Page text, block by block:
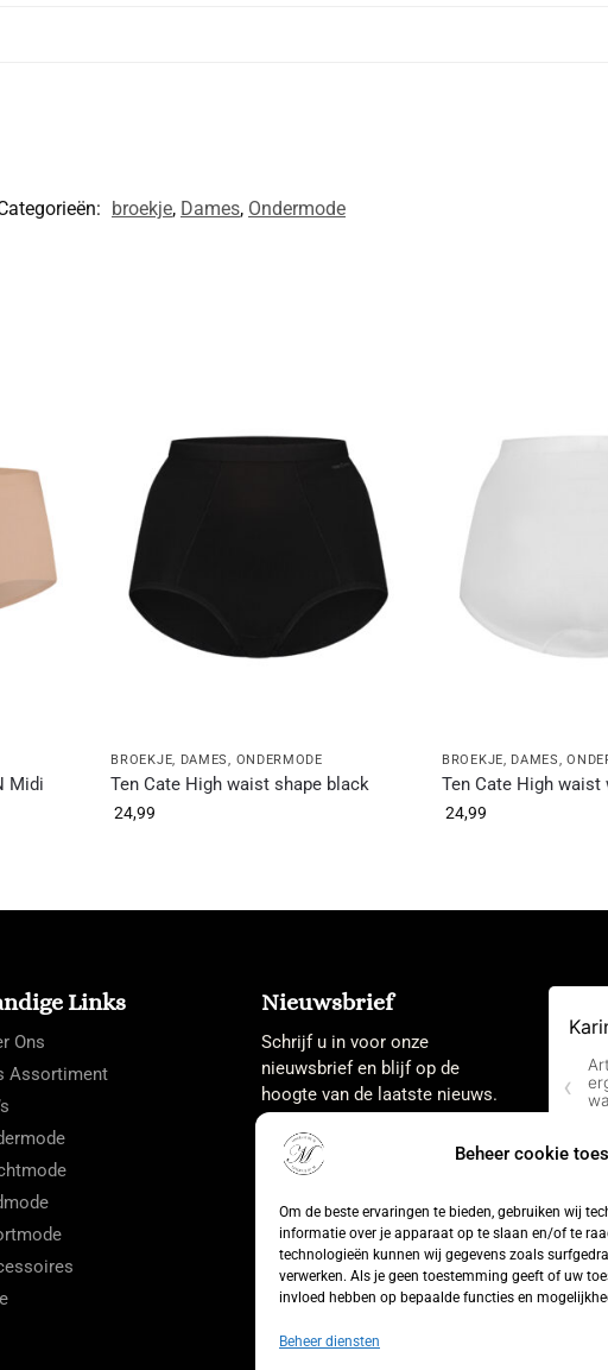
Beheer cookie
Om de beste ervaringen te bieden, gebruiken wij
informatie over je apparaat op te slaan en/of te
technologieën kunnen wij gegevens zoals
verwerken. Als je geen toestemming geeft of uw
invloed hebben op bepaalde functies en
Beheer diensten
broekje, Dames, Ondermode
Midi
BROEKJE, DAMES, ONDERMODE
Ten Cate High waist shape black
24,99
BROEKJE, DAMES,
Ten Cate High waist
24,99
Links
Ons
Assortiment
Nieuwsbrief
Schrijf u in voor onze
nieuwsbrief en blijf op de
hoogte van de laatste nieuws.